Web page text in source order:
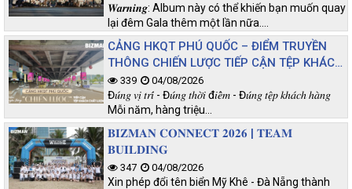
𝑾𝒂𝒓𝒏𝒊𝒏𝒈: Album này có thể khiến bạn muốn quay
lại đêm Gala thêm một lần nữa.…
CẢNG HKQT PHÚ QUỐC – ĐIỂM TRUYỀN
THÔNG CHIẾN LƯỢC TIẾP CẬN TỆP KHÁCH
CHẤT LƯỢNG
339 04/08/2026
Đ𝑢́𝑛𝑔 𝑣𝑖̣ 𝑡𝑟𝑖́ - Đ𝑢́𝑛𝑔 𝑡ℎ𝑜̛̀𝑖 đ𝑖𝑒̂̉𝑚 - Đ𝑢́𝑛𝑔 𝑡𝑒̣̂𝑝 𝑘ℎ𝑎́𝑐ℎ ℎ𝑎̀𝑛𝑔
Mỗi năm, hàng triệu…
𝐁𝐈𝐙𝐌𝐀𝐍 𝐂𝐎𝐍𝐍𝐄𝐂𝐓 𝟐𝟎𝟐𝟔 | 𝐓𝐄𝐀𝐌
𝐁𝐔𝐈𝐋𝐃𝐈𝐍𝐆
347 04/08/2026
Xin phép đổi tên biển Mỹ Khê - Đà Nẵng thành